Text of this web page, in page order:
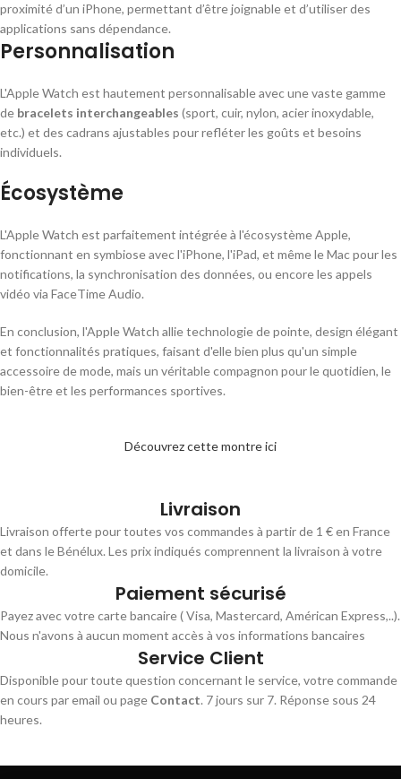
proximité d’un iPhone, permettant d’être joignable et d’utiliser des
applications sans dépendance.
Personnalisation
L'Apple Watch est hautement personnalisable avec une vaste gamme
de bracelets interchangeables (sport, cuir, nylon, acier inoxydable,
etc.) et des cadrans ajustables pour refléter les goûts et besoins
individuels.
Écosystème
L'Apple Watch est parfaitement intégrée à l'écosystème Apple,
fonctionnant en symbiose avec l'iPhone, l'iPad, et même le Mac pour les
notifications, la synchronisation des données, ou encore les appels
vidéo via FaceTime Audio.
En conclusion, l'Apple Watch allie technologie de pointe, design élégant
et fonctionnalités pratiques, faisant d'elle bien plus qu'un simple
accessoire de mode, mais un véritable compagnon pour le quotidien, le
bien-être et les performances sportives.
Découvrez cette montre ici
Livraison
Livraison offerte pour toutes vos commandes à partir de 1 € en France
et dans le Bénélux. Les prix indiqués comprennent la livraison à votre
domicile.
Paiement sécurisé
Payez avec votre carte bancaire ( Visa, Mastercard, Américan Express,..).
Nous n'avons à aucun moment accès à vos informations bancaires
Service Client
Disponible pour toute question concernant le service, votre commande
en cours par email ou page Contact. 7 jours sur 7. Réponse sous 24
heures.